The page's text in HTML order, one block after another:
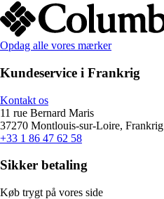
Opdag alle vores mærker
Kundeservice i Frankrig
Kontakt os
11 rue Bernard Maris
37270 Montlouis-sur-Loire, Frankrig
+33 1 86 47 62 58
Sikker betaling
Køb trygt på vores side